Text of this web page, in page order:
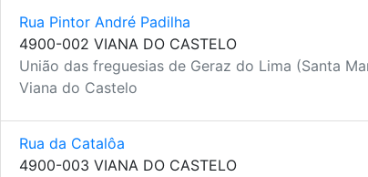
Rua Pintor André Padilha
4900-002 VIANA DO CASTELO
União das freguesias de Geraz do Lima (Santa
Viana do Castelo
Rua da Catalôa
4900-003 VIANA DO CASTELO